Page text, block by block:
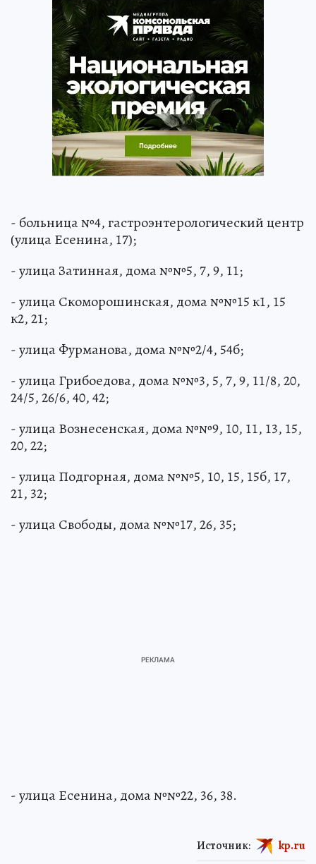
- больница №4, гастроэнтерологический центр
(улица Есенина, 17);
- улица Затинная, дома №№5, 7, 9, 11;
- улица Скоморошинская, дома №№15 к1, 15
к2, 21;
- улица Фурманова, дома №№2/4, 54б;
- улица Грибоедова, дома №№3, 5, 7, 9, 11/8, 20,
24/5, 26/6, 40, 42;
- улица Вознесенская, дома №№9, 10, 11, 13, 15,
20, 22;
- улица Подгорная, дома №№5, 10, 15, 15б, 17,
21, 32;
- улица Свободы, дома №№17, 26, 35;
- улица Есенина, дома №№22, 36, 38.
Источник: kp.ru